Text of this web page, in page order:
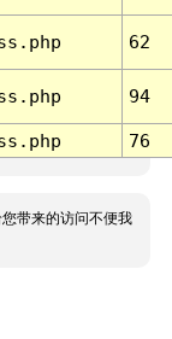
62
94
76
带来的访问不便我